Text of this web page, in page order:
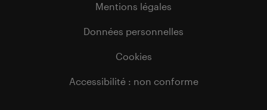
Mentions légales
Données personnelles
Cookies
Accessibilité : non conforme